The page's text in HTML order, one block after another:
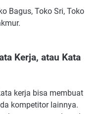
Bagus, Toko Sri, Toko
Kerja, atau Kata
kerja bisa membuat
kompetitor lainnya.